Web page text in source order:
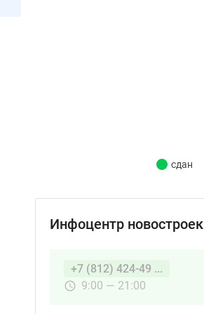
сдан
Инфоцентр новостроек
+7 (812) 424-49 ...
9:00 — 21:00